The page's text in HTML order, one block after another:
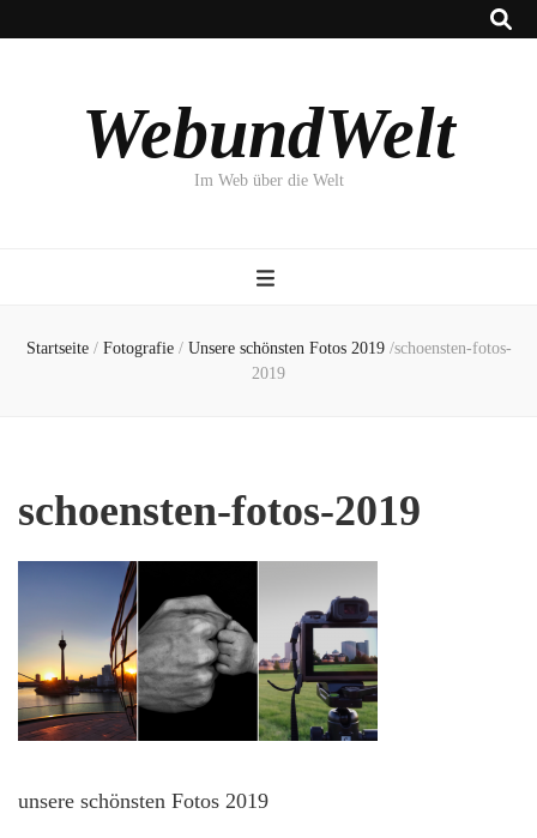
WebundWelt
Im Web über die Welt
Startseite / Fotografie / Unsere schönsten Fotos 2019 /schoensten-fotos-
2019
schoensten-fotos-2019
unsere schönsten Fotos 2019